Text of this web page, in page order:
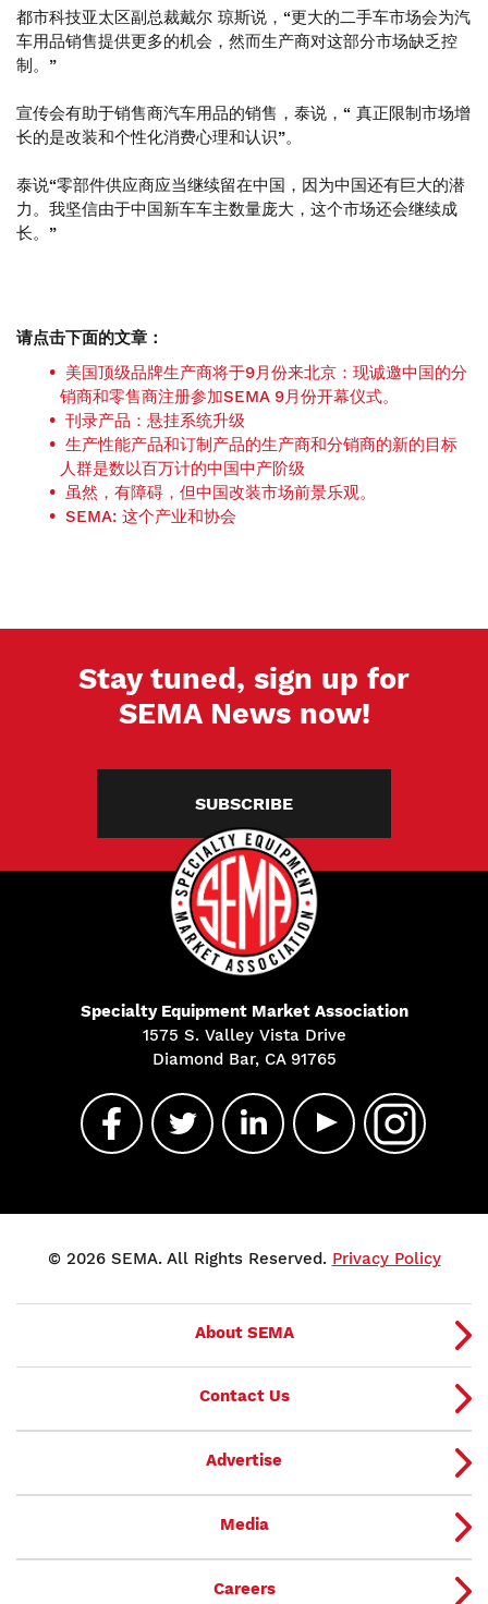
都市科技亚太区副总裁戴尔 琼斯说，“更大的二手车市场会为汽
车用品销售提供更多的机会，然而生产商对这部分市场缺乏控
制。”
宣传会有助于销售商汽车用品的销售，泰说，“ 真正限制市场增
长的是改装和个性化消费心理和认识”。
泰说“零部件供应商应当继续留在中国，因为中国还有巨大的潜
力。我坚信由于中国新车车主数量庞大，这个市场还会继续成
长。”
请点击下面的文章：
美国顶级品牌生产商将于9月份来北京：现诚邀中国的分
销商和零售商注册参加SEMA 9月份开幕仪式。
刊录产品：悬挂系统升级
生产性能产品和订制产品的生产商和分销商的新的目标
人群是数以百万计的中国中产阶级
虽然，有障碍，但中国改装市场前景乐观。
SEMA: 这个产业和协会
Stay tuned, sign up for
SEMA News now!
SUBSCRIBE
Specialty Equipment Market Association
1575 S. Valley Vista Drive
Diamond Bar, CA 91765
© 2026 SEMA. All Rights Reserved. Privacy Policy
About SEMA
Contact Us
Advertise
Media
Careers